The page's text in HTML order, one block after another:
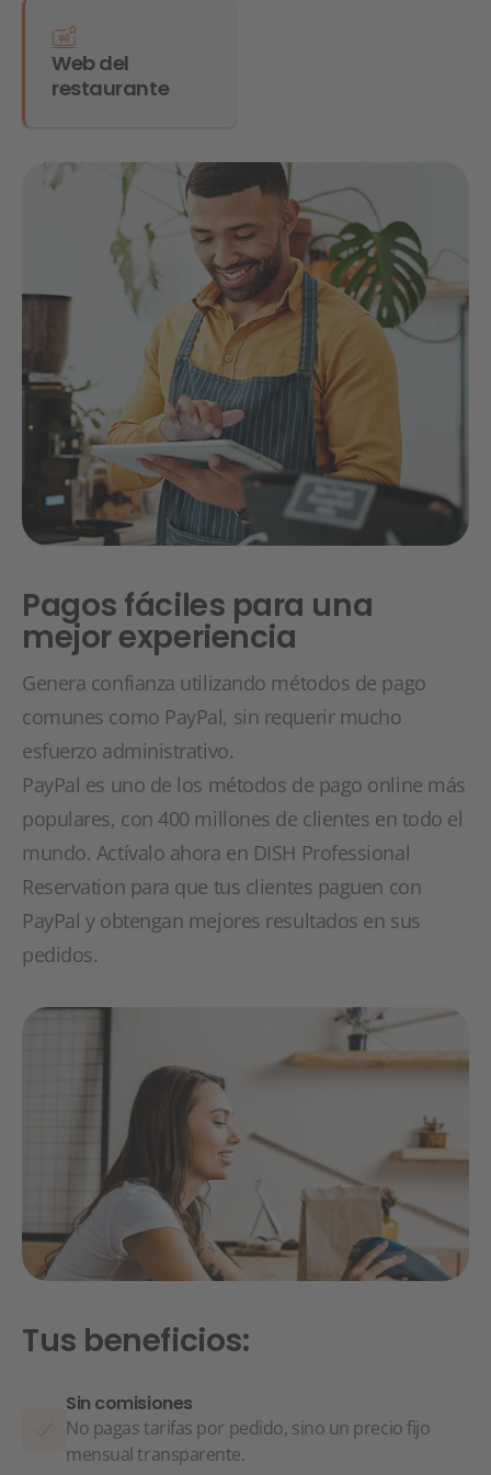
Web del
restaurante
Pagos fáciles para una
mejor experiencia
Genera confianza utilizando métodos de pago
comunes como PayPal, sin requerir mucho
esfuerzo administrativo.
PayPal es uno de los métodos de pago online más
populares, con 400 millones de clientes en todo el
mundo. Actívalo ahora en DISH Professional
Reservation para que tus clientes paguen con
PayPal y obtengan mejores resultados en sus
pedidos.
Tus beneficios:
Sin comisiones
No pagas tarifas por pedido, sino un precio fijo
mensual transparente.